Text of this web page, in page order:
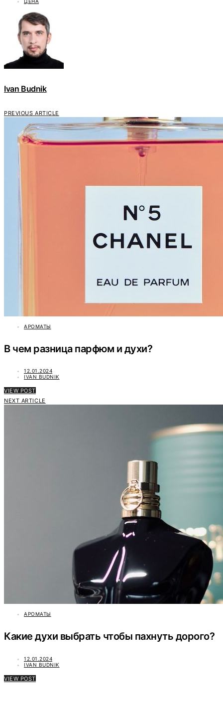
Ivan Budnik
PREVIOUS ARTICLE
АРОМАТЫ
В чем разница парфюм и духи?
12.01.2024
IVAN BUDNIK
VIEW POST
NEXT ARTICLE
АРОМАТЫ
Какие духи выбрать чтобы пахнуть дорого?
12.01.2024
IVAN BUDNIK
VIEW POST